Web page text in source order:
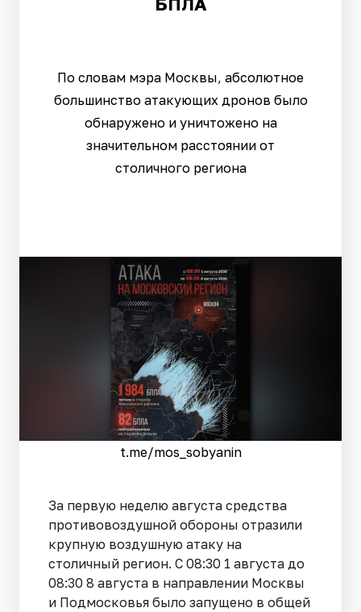
По словам мэра Москвы, абсолютное
большинство атакующих дронов было
обнаружено и уничтожено на
значительном расстоянии от
столичного региона
t.me/mos_sobyanin
За первую неделю августа средства
противовоздушной обороны отразили
крупную воздушную атаку на
столичный регион. С 08:30 1 августа до
08:30 8 августа в направлении Москвы
и Подмосковья было запущено в общей